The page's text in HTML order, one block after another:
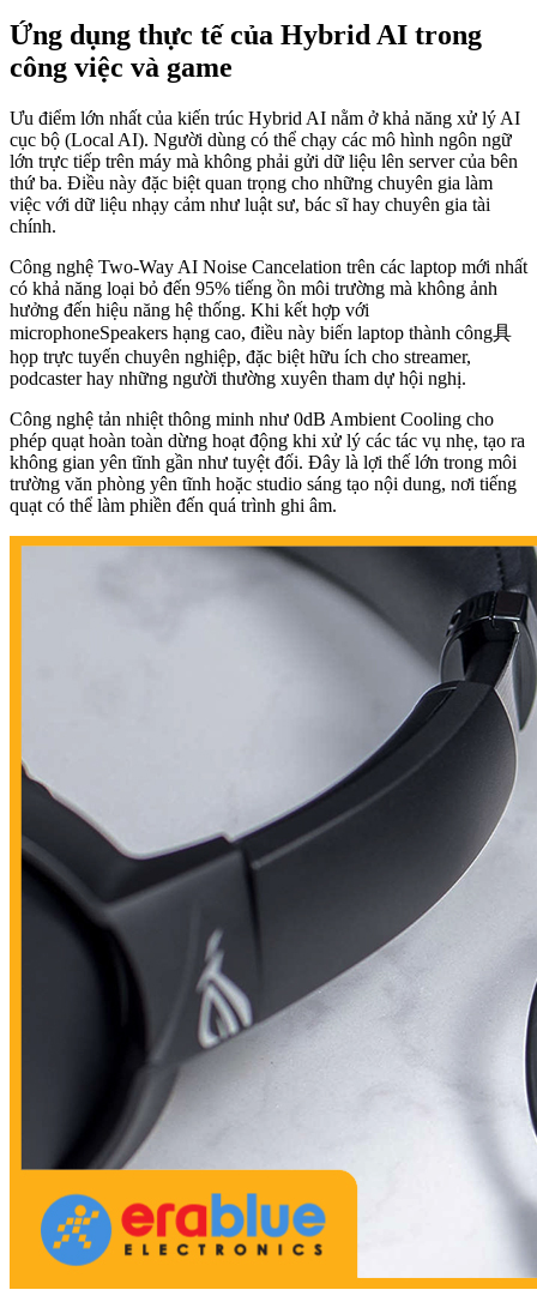
Ứng dụng thực tế của Hybrid AI trong
công việc và game
Ưu điểm lớn nhất của kiến trúc Hybrid AI nằm ở khả năng xử lý AI
cục bộ (Local AI). Người dùng có thể chạy các mô hình ngôn ngữ
lớn trực tiếp trên máy mà không phải gửi dữ liệu lên server của bên
thứ ba. Điều này đặc biệt quan trọng cho những chuyên gia làm
việc với dữ liệu nhạy cảm như luật sư, bác sĩ hay chuyên gia tài
chính.
Công nghệ Two-Way AI Noise Cancelation trên các laptop mới nhất
có khả năng loại bỏ đến 95% tiếng ồn môi trường mà không ảnh
hưởng đến hiệu năng hệ thống. Khi kết hợp với
microphoneSpeakers hạng cao, điều này biến laptop thành công具
họp trực tuyến chuyên nghiệp, đặc biệt hữu ích cho streamer,
podcaster hay những người thường xuyên tham dự hội nghị.
Công nghệ tản nhiệt thông minh như 0dB Ambient Cooling cho
phép quạt hoàn toàn dừng hoạt động khi xử lý các tác vụ nhẹ, tạo ra
không gian yên tĩnh gần như tuyệt đối. Đây là lợi thế lớn trong môi
trường văn phòng yên tĩnh hoặc studio sáng tạo nội dung, nơi tiếng
quạt có thể làm phiền đến quá trình ghi âm.